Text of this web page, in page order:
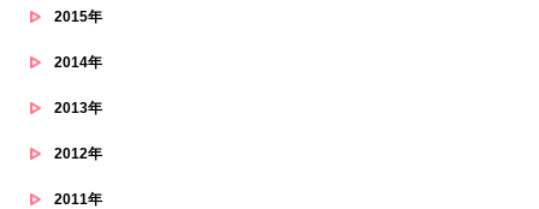
2015年
2014年
2013年
2012年
2011年